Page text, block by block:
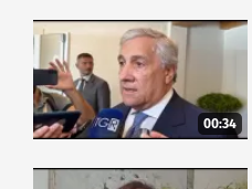
00:34